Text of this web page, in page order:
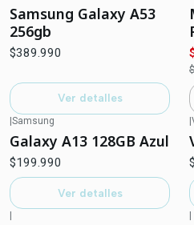
Samsung Galaxy A53
256gb
$389.990
Ver detalles
|Samsung
Galaxy A13 128GB Azul
$199.990
Ver detalles
|